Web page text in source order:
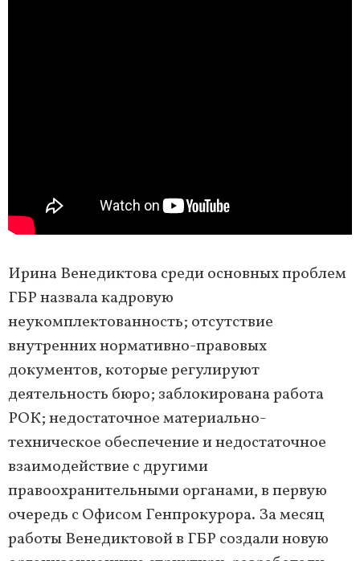
Ирина Венедиктова среди основных проблем
ГБР назвала кадровую
неукомплектованность; отсутствие
внутренних нормативно-правовых
документов, которые регулируют
деятельность бюро; заблокирована работа
РОК; недостаточное материально-
техническое обеспечение и недостаточное
взаимодействие с другими
правоохранительными органами, в первую
очередь с Офисом Генпрокурора. За месяц
работы Венедиктовой в ГБР создали новую